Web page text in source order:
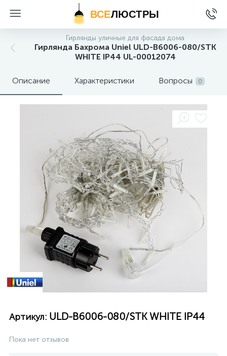
ВСЕЛЮСТРЫ
Гирлянды уличные для фасада дома
Гирлянда Бахрома Uniel ULD-B6006-080/STK
WHITE IP44 UL-00012074
Описание Характеристики Вопросы 0
Артикул: ULD-B6006-080/STK WHITE IP44
Пока нет отзывов